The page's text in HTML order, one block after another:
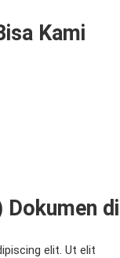
Kami
Dokumen di
elit. Ut elit